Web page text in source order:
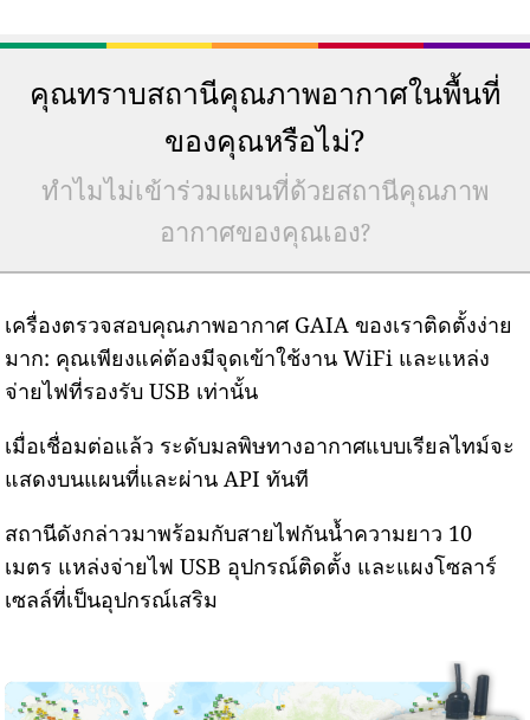
คุณทราบสถานีคุณภาพอากาศในพื้นที่
ของคุณหรือไม่?
ทำไมไม่เข้าร่วมแผนที่ด้วยสถานีคุณภาพ
อากาศของคุณเอง?
เครื่องตรวจสอบคุณภาพอากาศ GAIA ของเราติดตั้งง่าย
มาก: คุณเพียงแค่ต้องมีจุดเข้าใช้งาน WiFi และแหล่ง
จ่ายไฟที่รองรับ USB เท่านั้น
เมื่อเชื่อมต่อแล้ว ระดับมลพิษทางอากาศแบบเรียลไทม์จะ
แสดงบนแผนที่และผ่าน API ทันที
สถานีดังกล่าวมาพร้อมกับสายไฟกันน้ำความยาว 10
เมตร แหล่งจ่ายไฟ USB อุปกรณ์ติดตั้ง และแผงโซลาร์
เซลล์ที่เป็นอุปกรณ์เสริม